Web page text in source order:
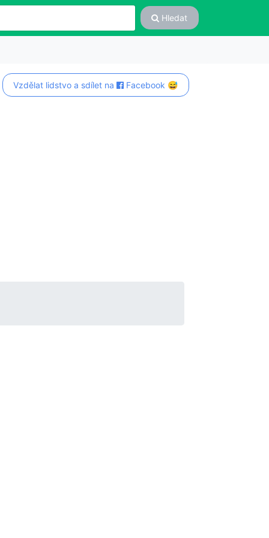
Hledat
Vzdělat lidstvo a sdílet na Facebook 😅